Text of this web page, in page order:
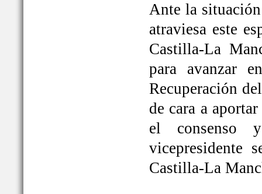
Ante la
atraviesa este
Castilla-La
para avanzar
Recuperación
de cara a
el consenso
vicepresidente
Castilla-La